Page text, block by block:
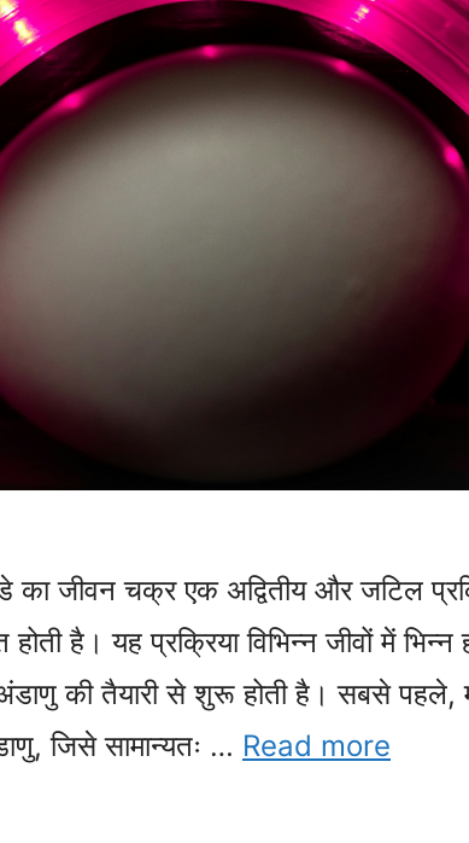
जीवन चक्र एक अद्वितीय और जटिल
है। यह प्रक्रिया विभिन्न जीवों में
की तैयारी से शुरू होती है। सबसे पहले,
जिसे सामान्यतः … Read more